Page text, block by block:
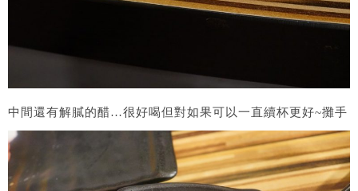
中間還有解膩的醋…很好喝但對如果可以一直續杯更好~攤手